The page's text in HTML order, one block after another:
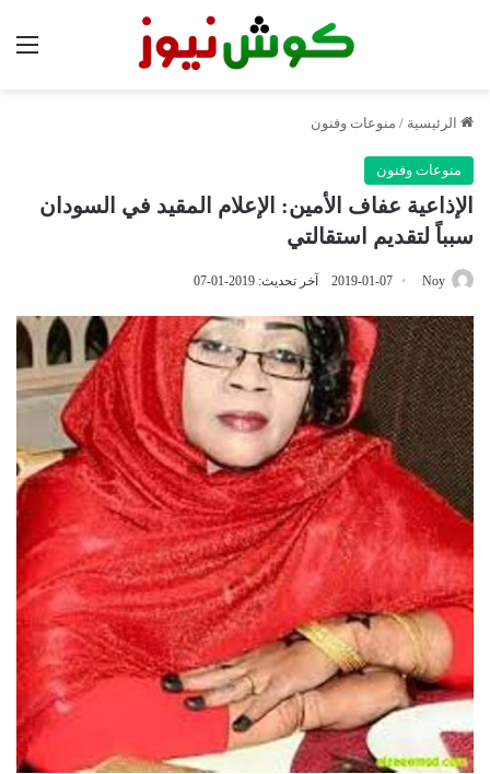
الرئيسية / منوعات وفنون
منوعات وفنون
الإذاعية عفاف الأمين: الإعلام المقيد في السودان
سبباً لتقديم استقالتي
Noy
2019-01-07 آخر تحديث: 2019-01-07